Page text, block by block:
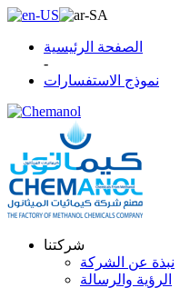
الصفحة الرئيسية
-
نموذج الاستفسارات
شركتنا
نبذة عن الشركة
الرؤية والرسالة